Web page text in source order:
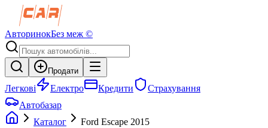
АвторинокБез меж ©
Продати
Легкові Електро Кредити
Страхування
Автобазар
Каталог
Ford Escape 2015